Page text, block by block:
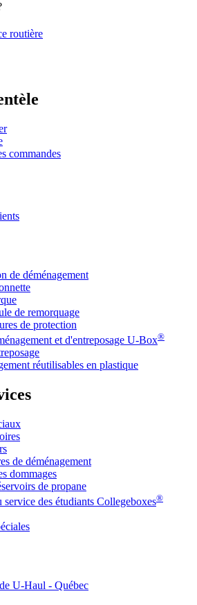
routière
commandes
de déménagement
de remorquage
de protection
et d'entreposage U-Box®
réutilisables en plastique
de déménagement
dommages
de propane
service des étudiants Collegeboxes®
U-Haul - Québec